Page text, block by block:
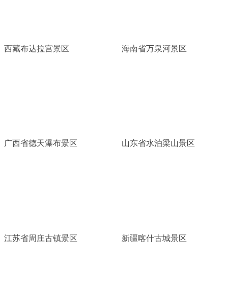
西藏布达拉宫景区 海南省万泉河景区
广西省德天瀑布景区 山东省水泊梁山景区
江苏省周庄古镇景区 新疆喀什古城景区